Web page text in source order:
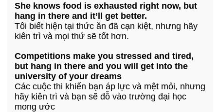
She knows food is exhausted right now, but
hang in there and it’ll get better.
Tôi biết hiện tại thức ăn đã cạn kiệt, nhưng hãy
kiên trì và mọi thứ sẽ tốt hơn.
Competitions make you stressed and tired,
but hang in there and you will get into the
university of your dreams
Các cuộc thi khiến bạn áp lực và mệt mỏi, nhưng
hãy kiên trì và bạn sẽ đỗ vào trường đại học
mong ước